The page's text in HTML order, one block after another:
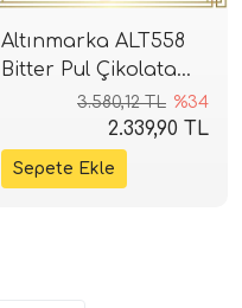
Altınmarka ALT558
Bitter Pul Çikolata
5kg (%55)3.580,12 TL %34
2.339,90 TL